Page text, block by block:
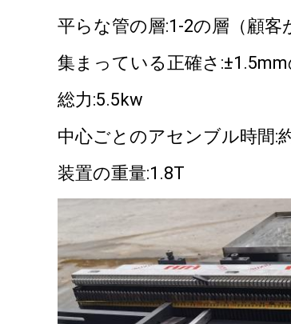
平らな管の層:1-2の層（顧客
集まっている正確さ
総力:5.5kw
中心ごとのアセンブル時間:
装置の重量:1.8T